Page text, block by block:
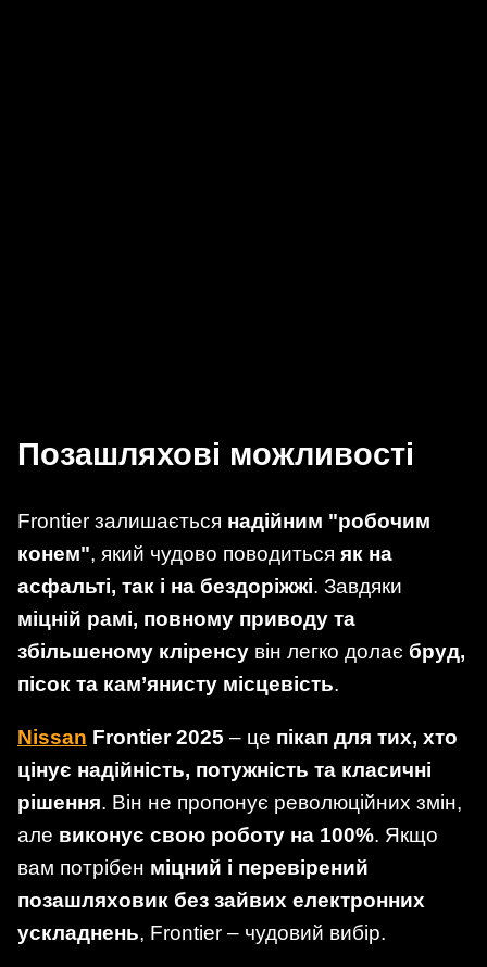
Позашляхові можливості
Frontier залишається надійним "робочим
конем", який чудово поводиться як на
асфальті, так і на бездоріжжі. Завдяки
міцній рамі, повному приводу та
збільшеному кліренсу він легко долає бруд,
пісок та кам’янисту місцевість.
Nissan Frontier 2025 – це пікап для тих, хто
цінує надійність, потужність та класичні
рішення. Він не пропонує революційних змін,
але виконує свою роботу на 100%. Якщо
вам потрібен міцний і перевірений
позашляховик без зайвих електронних
ускладнень, Frontier – чудовий вибір.